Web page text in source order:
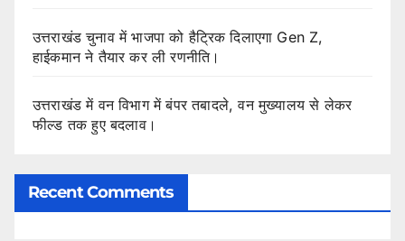
उत्तराखंड चुनाव में भाजपा को हैट्रिक दिलाएगा Gen Z,
हाईकमान ने तैयार कर ली रणनीति।
उत्तराखंड में वन विभाग में बंपर तबादले, वन मुख्यालय से लेकर
फील्ड तक हुए बदलाव।
Recent Comments